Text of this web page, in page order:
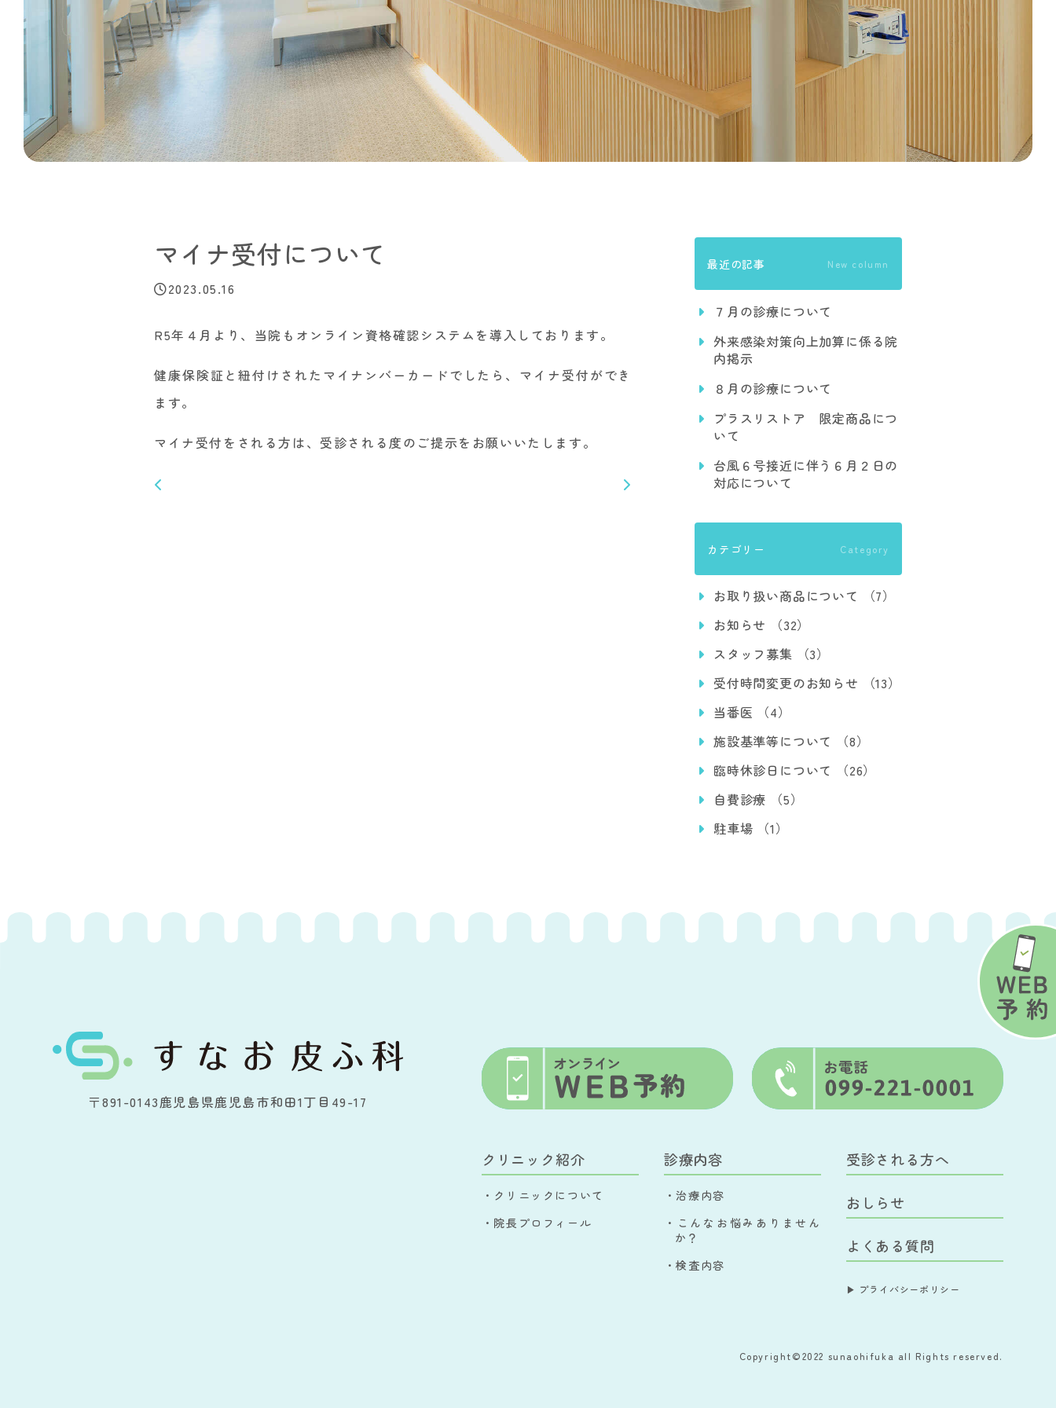
マイナ受付について
2023.05.16
R5年４月より、当院もオンライン資格確認システムを導入しております。
健康保険証と紐付けされたマイナンバーカードでしたら、マイナ受付ができ
ます。
マイナ受付をされる方は、受診される度のご提示をお願いいたします。
最近の記事 New column
７月の診療について
外来感染対策向上加算に係る院
内掲示
８月の診療について
プラスリストア 限定商品につ
いて
台風６号接近に伴う６月２日の
対応について
カテゴリー Category
お取り扱い商品について （7）
お知らせ （32）
スタッフ募集 （3）
受付時間変更のお知らせ （13）
当番医 （4）
施設基準等について （8）
臨時休診日について （26）
自費診療 （5）
駐車場 （1）
〒891-0143鹿児島県鹿児島市和田1丁目49-17
クリニック紹介
・クリニックについて
・院長プロフィール
診療内容
・治療内容
・こんなお悩みありません
か？
・検査内容
受診される方へ
おしらせ
よくある質問
▶︎ プライバシーポリシー
Copyright©2022 sunaohifuka all Rights reserved.